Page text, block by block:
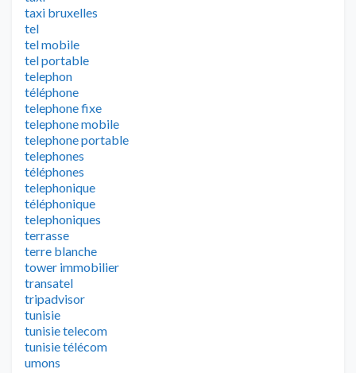
taxi bruxelles
tel
tel mobile
tel portable
telephon
téléphone
telephone fixe
telephone mobile
telephone portable
telephones
téléphones
telephonique
téléphonique
telephoniques
terrasse
terre blanche
tower immobilier
transatel
tripadvisor
tunisie
tunisie telecom
tunisie télécom
umons